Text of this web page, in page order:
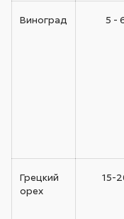
Виноград 5 -
Грецкий
орех
15-